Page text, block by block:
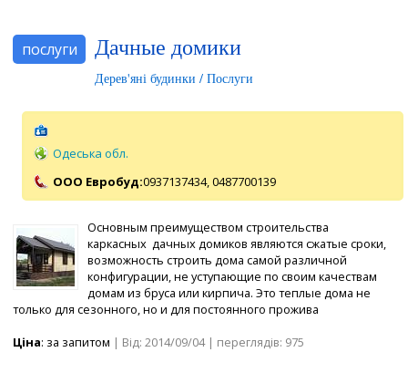
послуги Дачные домики
Дерев'яні будинки / Послуги
Одеська обл.
ООО Евробуд:0937137434, 0487700139
Основным преимуществом строительства
каркасных дачных домиков являются сжатые сроки,
возможность строить дома самой различной
конфигурации, не уступающие по своим качествам
домам из бруса или кирпича. Это теплые дома не
только для сезонного, но и для постоянного прожива
Ціна: за запитом | Від: 2014/09/04 | переглядів: 975